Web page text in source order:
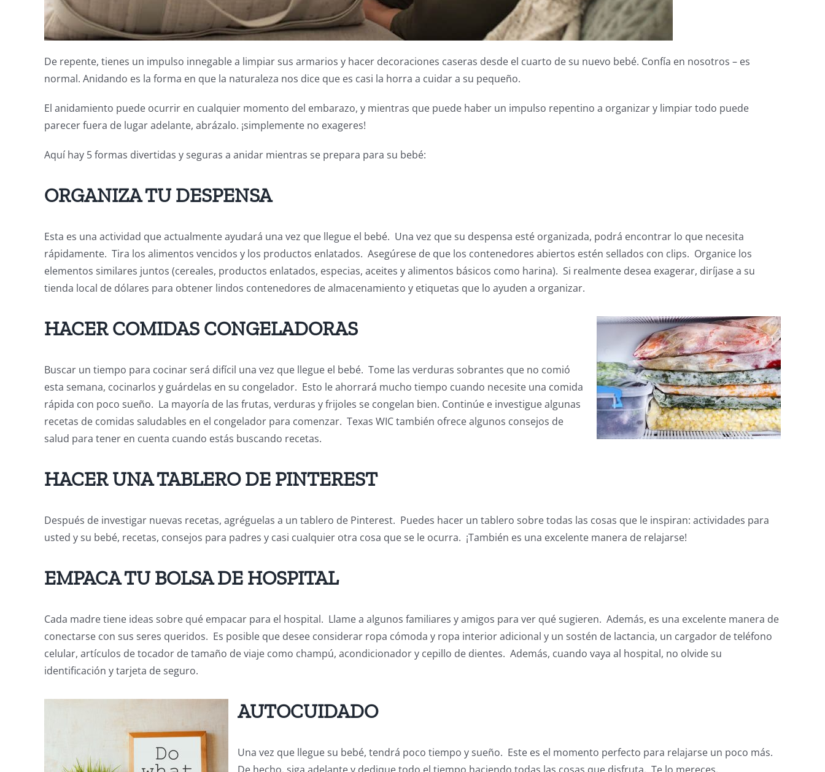
De repente, tienes un impulso innegable a limpiar sus armarios y hacer decoraciones caseras desde el cuarto de su nuevo bebé. Confía en nosotros – es
normal. Anidando es la forma en que la naturaleza nos dice que es casi la horra a cuidar a su pequeño.
El anidamiento puede ocurrir en cualquier momento del embarazo, y mientras que puede haber un impulso repentino a organizar y limpiar todo puede
parecer fuera de lugar adelante, abrázalo. ¡simplemente no exageres!
Aquí hay 5 formas divertidas y seguras a anidar mientras se prepara para su bebé:
ORGANIZA TU DESPENSA
Esta es una actividad que actualmente ayudará una vez que llegue el bebé. Una vez que su despensa esté organizada, podrá encontrar lo que necesita
rápidamente. Tira los alimentos vencidos y los productos enlatados. Asegúrese de que los contenedores abiertos estén sellados con clips. Organice los
elementos similares juntos (cereales, productos enlatados, especias, aceites y alimentos básicos como harina). Si realmente desea exagerar, diríjase a su
tienda local de dólares para obtener lindos contenedores de almacenamiento y etiquetas que lo ayuden a organizar.
HACER COMIDAS CONGELADORAS
Buscar un tiempo para cocinar será difícil una vez que llegue el bebé. Tome las verduras sobrantes que no comió
esta semana, cocinarlos y guárdelas en su congelador. Esto le ahorrará mucho tiempo cuando necesite una comida
rápida con poco sueño. La mayoría de las frutas, verduras y frijoles se congelan bien. Continúe e investigue algunas
recetas de comidas saludables en el congelador para comenzar. Texas WIC también ofrece algunos consejos de
salud para tener en cuenta cuando estás buscando recetas.
HACER UNA TABLERO DE PINTEREST
Después de investigar nuevas recetas, agréguelas a un tablero de Pinterest. Puedes hacer un tablero sobre todas las cosas que le inspiran: actividades para
usted y su bebé, recetas, consejos para padres y casi cualquier otra cosa que se le ocurra. ¡También es una excelente manera de relajarse!
EMPACA TU BOLSA DE HOSPITAL
Cada madre tiene ideas sobre qué empacar para el hospital. Llame a algunos familiares y amigos para ver qué sugieren. Además, es una excelente manera de
conectarse con sus seres queridos. Es posible que desee considerar ropa cómoda y ropa interior adicional y un sostén de lactancia, un cargador de teléfono
celular, artículos de tocador de tamaño de viaje como champú, acondicionador y cepillo de dientes. Además, cuando vaya al hospital, no olvide su
identificación y tarjeta de seguro.
AUTOCUIDADO
Una vez que llegue su bebé, tendrá poco tiempo y sueño. Este es el momento perfecto para relajarse un poco más.